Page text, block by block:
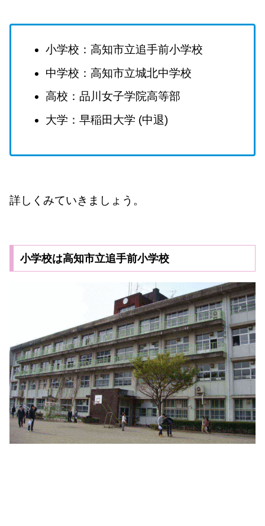
小学校：高知市立追手前小学校
中学校：高知市立城北中学校
高校：品川女子学院高等部
大学：早稲田大学 (中退)
詳しくみていきましょう。
小学校は高知市立追手前小学校